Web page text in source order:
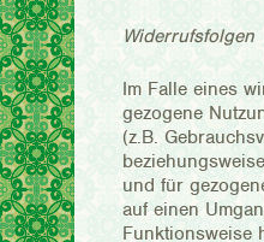
Widerrufsfolgen
Im Falle eines
gezogene
(z.B.
und für
auf einen
Funktionsweise